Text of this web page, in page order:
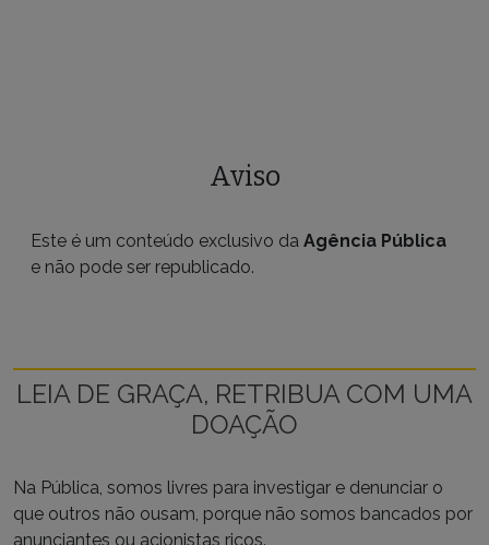
Aviso
Este é um conteúdo exclusivo da Agência Pública
e não pode ser republicado.
LEIA DE GRAÇA, RETRIBUA COM UMA
DOAÇÃO
Na Pública, somos livres para investigar e denunciar o
que outros não ousam, porque não somos bancados por
anunciantes ou acionistas ricos.